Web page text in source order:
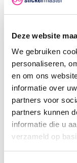
Deze website
We gebruiken
personaliseren,
en om ons
informatie over
partners voor
partners kunnen
informatie die u
verzameld op
Palmbomen
Joy-Con + Grip
Palmbomen
Switch Joy-Con +
gemaakt voor jouw
console! Genoeg
saaie grijze
Stickermaster biedt
De Nintendo
Switch stickers
gespoten op speciaal